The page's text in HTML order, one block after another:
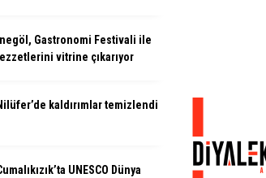
Gastronomi Festivali ile
lezzetlerini vitrine çıkarıyor
kaldırımlar temizlendi
UNESCO Dünya